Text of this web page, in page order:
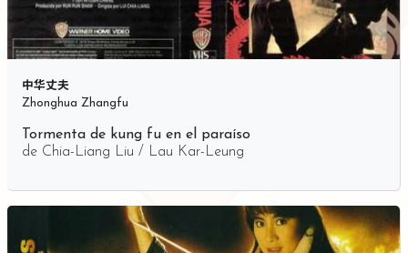
中华丈夫
Zhonghua Zhangfu
Tormenta de kung fu en el paraíso
de Chia-Liang Liu / Lau Kar-Leung